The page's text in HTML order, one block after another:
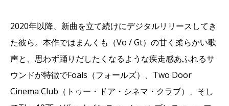
2020年以降、新曲を立て続けにデジタルリリースしてき
た彼ら。本作ではまんくも（Vo / Gt）の甘く柔らかい歌
声と、思わず踊りだしたくなるような疾走感あふれるサ
ウンドが特徴でFoals（フォールズ）、Two Door
Cinema Club（トゥー・ドア・シネマ・クラブ）、そし